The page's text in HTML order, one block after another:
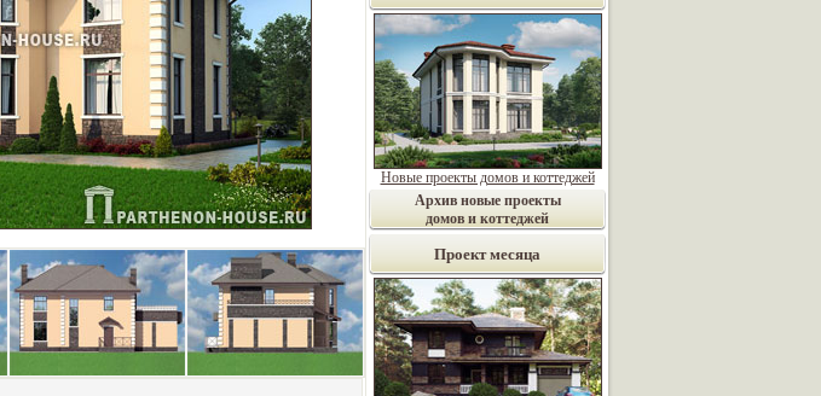
Новые проекты домов и коттеджей
Архив новые проекты
домов и коттеджей
Проект месяца